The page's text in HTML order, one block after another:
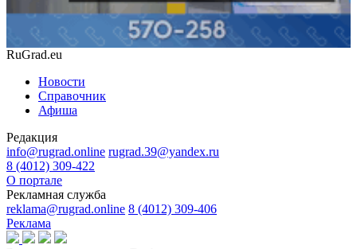
RuGrad.eu
Новости
Справочник
Афиша
Редакция
info@rugrad.online rugrad.39@yandex.ru
8 (4012) 309-422
О портале
Рекламная служба
reklama@rugrad.online 8 (4012) 309-406
Реклама